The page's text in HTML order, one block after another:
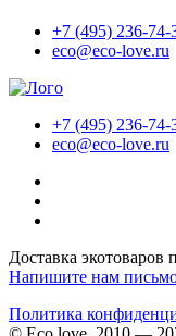
+7 (495) 236-74-
eco@eco-love.ru
+7 (495) 236-74-
eco@eco-love.ru
Доставка экотоваров
Напишите нам
Политика